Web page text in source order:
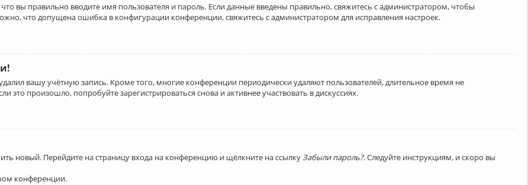
вы правильно вводите имя пользователя и пароль. Если данные введены правильно, свяжитесь с администратором, чтобы
что допущена ошибка в конфигурации конференции, свяжитесь с администратором для исправления настроек.
вашу учётную запись. Кроме того, многие конференции периодически удаляют пользователей, длительное время не
произошло, попробуйте зарегистрироваться снова и активнее участвовать в дискуссиях.
новый. Перейдите на страницу входа на конференцию и щёлкните на ссылкуЗабыли пароль?. Следуйте инструкциям, и скоро вы
конференции.